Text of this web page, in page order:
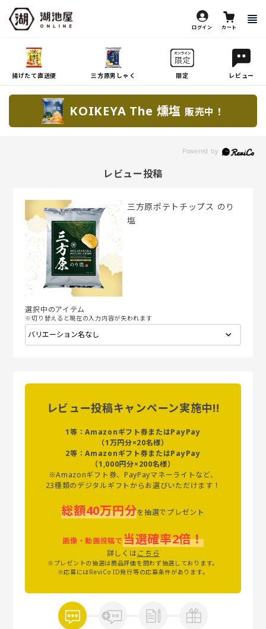
ログイン カート
揚げたて直送便 三方原男しゃく 限定 レビュー
KOIKEYA The 燻塩 販売中！
レビュー投稿
三方原ポテトチップス のり
塩
選択中のアイテム
※切り替えると現在の入力内容が失われます
レビュー投稿キャンペーン実施中!!
1等：Amazonギフト券またはPayPay
（1万円分×20名様）
2等：Amazonギフト券またはPayPay
（1,000円分×200名様）
※Amazonギフト券、PayPayマネーライトなど、
23種類のデジタルギフトからお選びいただけます！
総額40万円分を抽選でプレゼント
画像・動画投稿で当選確率2倍！
詳しくはこちら
※プレゼントの抽選は商品評価を問わず抽選しております。
※応募にはReviCo ID発行等の応募条件があります。